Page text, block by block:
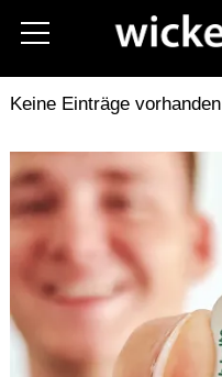
Aktuelles
Kreis Soest
Polizei
Stellenanzeigen
Unternehmen
Gastronomie
Hilfe im Notfall
Vereine
Termine
Keine Einträge vorhanden